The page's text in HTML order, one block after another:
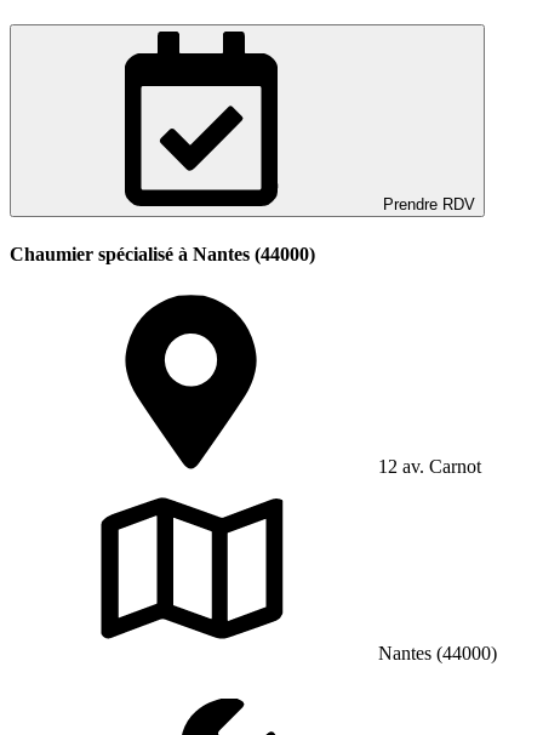
Prendre RDV
Chaumier spécialisé à Nantes (44000)
12 av. Carnot
Nantes (44000)